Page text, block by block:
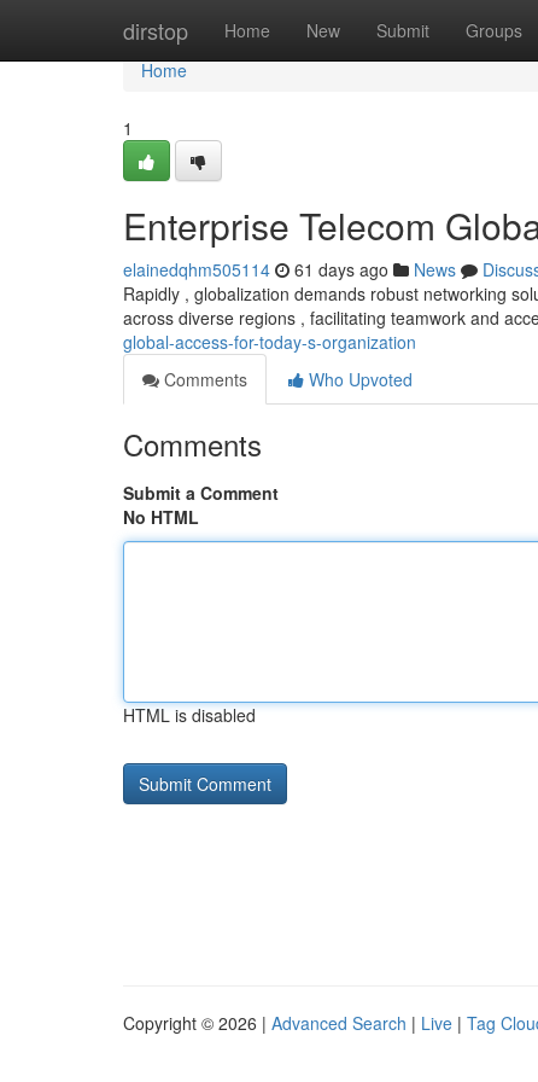
dirstop Home New Submit Groups
Home
Home
1
Enterprise Telecom
elainedqhm505114 61 days ago News
Rapidly , globalization demands robust networking
across diverse regions , facilitating teamwork and
global-access-for-today-s-organization
Comments
Who Upvoted
Comments
Submit a Comment
No HTML
HTML is disabled
Copyright © 2026 | Advanced Search | Live | Tag